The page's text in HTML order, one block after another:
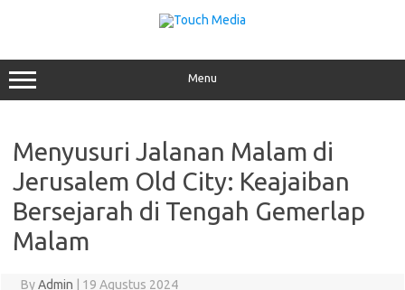
Menu
Menyusuri Jalanan Malam di
Jerusalem Old City: Keajaiban
Bersejarah di Tengah Gemerlap
Malam
ByAdmin 19 Agustus 2024